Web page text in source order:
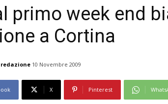
primo week end
a Cortina
redazione 10 Novembre 2009
X Pinterest